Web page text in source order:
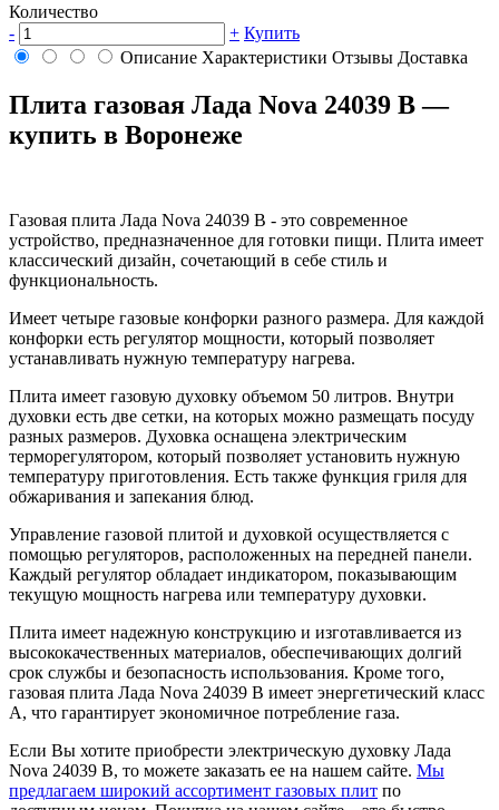
Количество
-
+ Купить
Описание Характеристики Отзывы Доставка
Плита газовая Лада Nova 24039 B —
купить в Воронеже
Газовая плита Лада Nova 24039 B - это современное
устройство, предназначенное для готовки пищи. Плита имеет
классический дизайн, сочетающий в себе стиль и
функциональность.
Имеет четыре газовые конфорки разного размера. Для каждой
конфорки есть регулятор мощности, который позволяет
устанавливать нужную температуру нагрева.
Плита имеет газовую духовку объемом 50 литров. Внутри
духовки есть две сетки, на которых можно размещать посуду
разных размеров. Духовка оснащена электрическим
терморегулятором, который позволяет установить нужную
температуру приготовления. Есть также функция гриля для
обжаривания и запекания блюд.
Управление газовой плитой и духовкой осуществляется с
помощью регуляторов, расположенных на передней панели.
Каждый регулятор обладает индикатором, показывающим
текущую мощность нагрева или температуру духовки.
Плита имеет надежную конструкцию и изготавливается из
высококачественных материалов, обеспечивающих долгий
срок службы и безопасность использования. Кроме того,
газовая плита Лада Nova 24039 B имеет энергетический класс
A, что гарантирует экономичное потребление газа.
Если Вы хотите приобрести электрическую духовку Лада
Nova 24039 B, то можете заказать ее на нашем сайте. Мы
предлагаем широкий ассортимент газовых плит по